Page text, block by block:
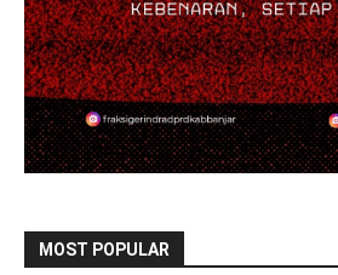
MOST POPULAR